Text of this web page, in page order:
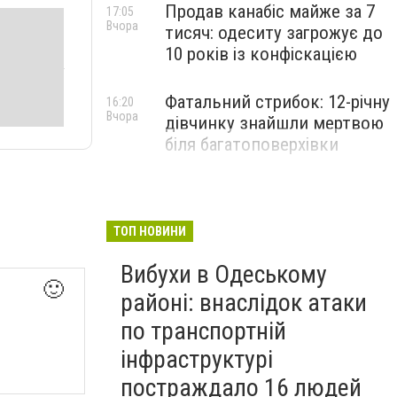
🙂
Продав канабіс майже за 7
тисяч: одеситу загрожує до
10 років із конфіскацією
17:05
Вчора
Фатальний стрибок: 12-річну
дівчинку знайшли мертвою
біля багатоповерхівки
16:20
Вчора
ТОП НОВИНИ
Вибухи в Одеському
районі: внаслідок атаки
по транспортній
інфраструктурі
постраждало 16 людей